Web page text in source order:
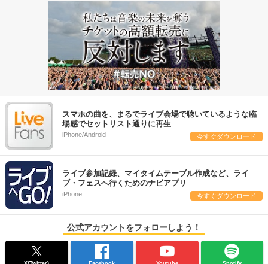
スマホの曲を、まるでライブ会場で聴いているような臨
場感でセットリスト通りに再生
iPhone/Android 今すぐダウンロード
ライブ参加記録、マイタイムテーブル作成など、ライ
ブ・フェスへ行くためのナビアプリ
iPhone 今すぐダウンロード
公式アカウントをフォローしよう！